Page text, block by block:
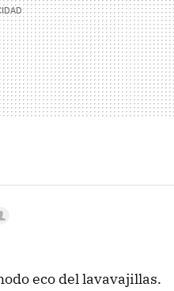
eco del lavavajillas.